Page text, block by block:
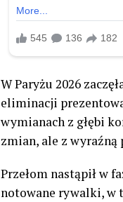
W Paryżu 2026
eliminacji
wymianach z głębi
zmian, ale z
Przełom nastąpił w
notowane rywalki, w